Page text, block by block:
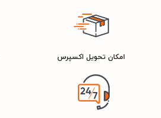
امکان تحویل اکسپرس